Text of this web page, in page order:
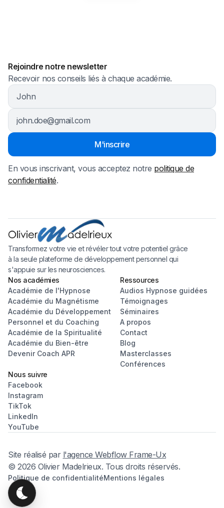
Rejoindre notre newsletter
Recevoir nos conseils liés à chaque académie.
En vous inscrivant, vous acceptez notre politique de
confidentialité.
Transformez votre vie et révéler tout votre potentiel grâce
à la seule plateforme de développement personnel qui
s'appuie sur les neurosciences.
Nos académies
Académie de l'Hypnose
Académie du Magnétisme
Académie du Développement
Personnel et du Coaching
Académie de la Spiritualité
Académie du Bien-être
Devenir Coach APR
Ressources
Audios Hypnose guidées
Témoignages
Séminaires
A propos
Contact
Blog
Masterclasses
Conférences
Nous suivre
Facebook
Instagram
TikTok
LinkedIn
YouTube
Site réalisé par l'agence Webflow Frame-Ux
© 2026 Olivier Madelrieux. Tous droits réservés.
Politique de confidentialitéMentions légales